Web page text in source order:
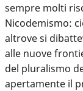
sempre molti
Nicodemismo:
altrove si
alle nuove
del pluralismo
apertamente il